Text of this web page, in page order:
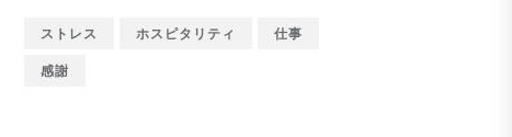
ストレス ホスピタリティ 仕事
感謝